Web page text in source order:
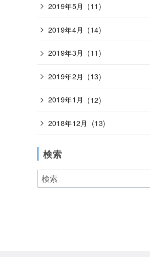
2019年5月 (11)
2019年4月 (14)
2019年3月 (11)
2019年2月 (13)
2019年1月 (12)
2018年12月 (13)
検索